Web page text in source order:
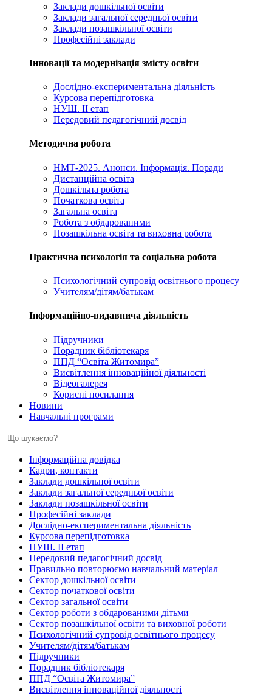
Заклади дошкільної освіти
Заклади загальної середньої освіти
Заклади позашкільної освіти
Професійні заклади
Інновації та модернізація змісту освіти
Дослідно-експериментальна діяльність
Курсова перепідготовка
НУШ. ІІ етап
Передовий педагогічний досвід
Методична робота
НМТ-2025. Анонси. Інформація. Поради
Дистанційна освіта
Дошкільна робота
Початкова освіта
Загальна освіта
Робота з обдарованими
Позашкільна освіта та виховна робота
Практична психологія та соціальна робота
Психологічний супровід освітнього процесу
Учителям/дітям/батькам
Інформаційно-видавнича діяльність
Підручники
Порадник бібліотекаря
ППД “Освіта Житомира”
Висвітлення інноваційної діяльності
Відеогалерея
Корисні посилання
Новини
Навчальні програми
Інформаційна довідка
Кадри, контакти
Заклади дошкільної освіти
Заклади загальної середньої освіти
Заклади позашкільної освіти
Професійні заклади
Дослідно-експериментальна діяльність
Курсова перепідготовка
НУШ. ІІ етап
Передовий педагогічний досвід
Правильно повторюємо навчальний матеріал
Сектор дошкільної освіти
Сектор початкової освіти
Сектор загальної освіти
Сектор роботи з обдарованими дітьми
Сектор позашкільної освіти та виховної роботи
Психологічний супровід освітнього процесу
Учителям/дітям/батькам
Підручники
Порадник бібліотекаря
ППД “Освіта Житомира”
Висвітлення інноваційної діяльності